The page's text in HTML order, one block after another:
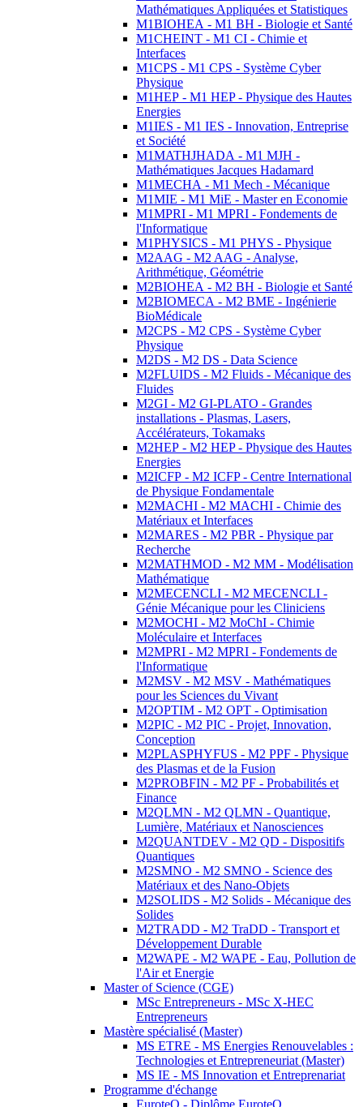
Mathématiques Appliquées et Statistiques
M1BIOHEA - M1 BH - Biologie et Santé
M1CHEINT - M1 CI - Chimie et
Interfaces
M1CPS - M1 CPS - Système Cyber
Physique
M1HEP - M1 HEP - Physique des Hautes
Energies
M1IES - M1 IES - Innovation, Entreprise
et Société
M1MATHJHADA - M1 MJH -
Mathématiques Jacques Hadamard
M1MECHA - M1 Mech - Mécanique
M1MIE - M1 MiE - Master en Economie
M1MPRI - M1 MPRI - Fondements de
l'Informatique
M1PHYSICS - M1 PHYS - Physique
M2AAG - M2 AAG - Analyse,
Arithmétique, Géométrie
M2BIOHEA - M2 BH - Biologie et Santé
M2BIOMECA - M2 BME - Ingénierie
BioMédicale
M2CPS - M2 CPS - Système Cyber
Physique
M2DS - M2 DS - Data Science
M2FLUIDS - M2 Fluids - Mécanique des
Fluides
M2GI - M2 GI-PLATO - Grandes
installations - Plasmas, Lasers,
Accélérateurs, Tokamaks
M2HEP - M2 HEP - Physique des Hautes
Energies
M2ICFP - M2 ICFP - Centre International
de Physique Fondamentale
M2MACHI - M2 MACHI - Chimie des
Matériaux et Interfaces
M2MARES - M2 PBR - Physique par
Recherche
M2MATHMOD - M2 MM - Modélisation
Mathématique
M2MECENCLI - M2 MECENCLI -
Génie Mécanique pour les Cliniciens
M2MOCHI - M2 MoChI - Chimie
Moléculaire et Interfaces
M2MPRI - M2 MPRI - Fondements de
l'Informatique
M2MSV - M2 MSV - Mathématiques
pour les Sciences du Vivant
M2OPTIM - M2 OPT - Optimisation
M2PIC - M2 PIC - Projet, Innovation,
Conception
M2PLASPHYFUS - M2 PPF - Physique
des Plasmas et de la Fusion
M2PROBFIN - M2 PF - Probabilités et
Finance
M2QLMN - M2 QLMN - Quantique,
Lumière, Matériaux et Nanosciences
M2QUANTDEV - M2 QD - Dispositifs
Quantiques
M2SMNO - M2 SMNO - Science des
Matériaux et des Nano-Objets
M2SOLIDS - M2 Solids - Mécanique des
Solides
M2TRADD - M2 TraDD - Transport et
Développement Durable
M2WAPE - M2 WAPE - Eau, Pollution de
l'Air et Energie
Master of Science (CGE)
MSc Entrepreneurs - MSc X-HEC
Entrepreneurs
Mastère spécialisé (Master)
MS ETRE - MS Energies Renouvelables :
Technologies et Entrepreneuriat (Master)
MS IE - MS Innovation et Entreprenariat
Programme d'échange
EuroteQ - Diplôme EuroteQ